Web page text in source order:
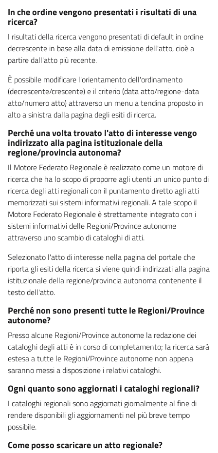
In che ordine vengono presentati i risultati di una
ricerca?
I risultati della ricerca vengono presentati di default in ordine
decrescente in base alla data di emissione dell'atto, cioè a
partire dall'atto più recente.
È possibile modificare l'orientamento dell'ordinamento
(decrescente/crescente) e il criterio (data atto/regione-data
atto/numero atto) attraverso un menu a tendina proposto in
alto a sinistra dalla pagina degli esiti di ricerca.
Perché una volta trovato l'atto di interesse vengo
indirizzato alla pagina istituzionale della
regione/provincia autonoma?
Il Motore Federato Regionale è realizzato come un motore di
ricerca che ha lo scopo di proporre agli utenti un unico punto di
ricerca degli atti regionali con il puntamento diretto agli atti
memorizzati sui sistemi informativi regionali. A tale scopo il
Motore Federato Regionale è strettamente integrato con i
sistemi informativi delle Regioni/Province autonome
attraverso uno scambio di cataloghi di atti.
Selezionato l'atto di interesse nella pagina del portale che
riporta gli esiti della ricerca si viene quindi indirizzati alla pagina
istituzionale della regione/provincia autonoma contenente il
testo dell'atto.
Perché non sono presenti tutte le Regioni/Province
autonome?
Presso alcune Regioni/Province autonome la redazione dei
cataloghi degli atti è in corso di completamento; la ricerca sarà
estesa a tutte le Regioni/Province autonome non appena
saranno messi a disposizione i relativi cataloghi.
Ogni quanto sono aggiornati i cataloghi regionali?
I cataloghi regionali sono aggiornati giornalmente al fine di
rendere disponibili gli aggiornamenti nel più breve tempo
possibile.
Come posso scaricare un atto regionale?